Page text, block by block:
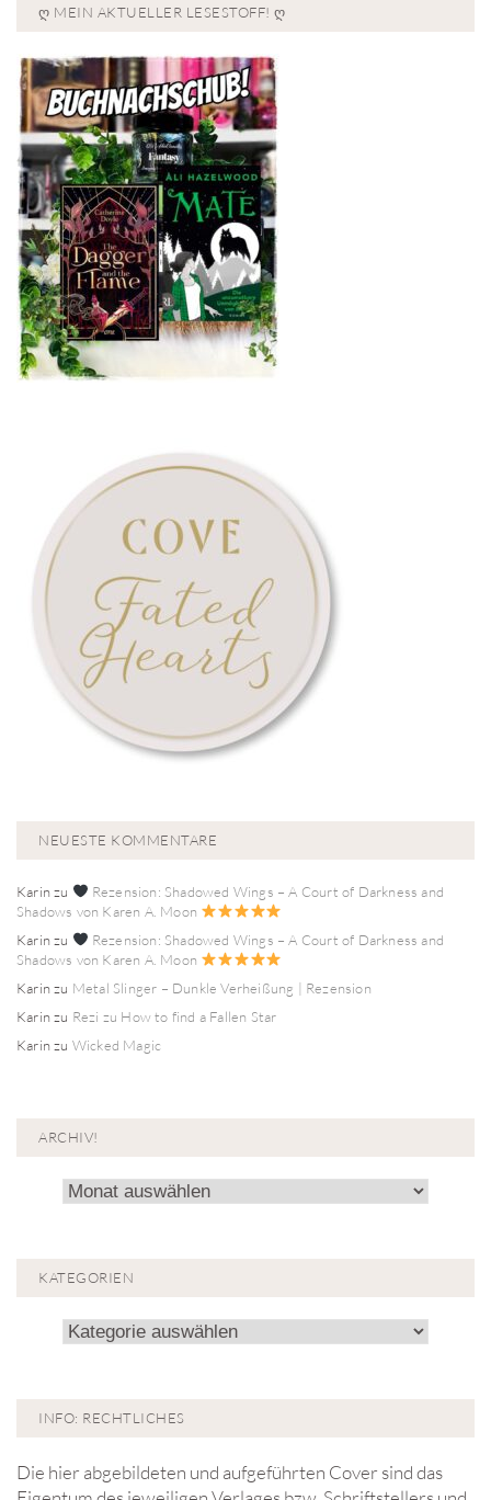
Ღ MEIN AKTUELLER LESESTOFF! Ღ
NEUESTE KOMMENTARE
Karinzu
Rezension: Shadowed Wings – A Court of Darkness and
Shadows von Karen A. Moon
Karinzu
Rezension: Shadowed Wings – A Court of Darkness and
Shadows von Karen A. Moon
Karinzu Metal Slinger – Dunkle Verheißung | Rezension
Karinzu Rezi zu How to find a Fallen Star
Karinzu Wicked Magic
ARCHIV!
Archiv!
KATEGORIEN
Kategorien
INFO: RECHTLICHES
Die hier abgebildeten und aufgeführten Cover sind das